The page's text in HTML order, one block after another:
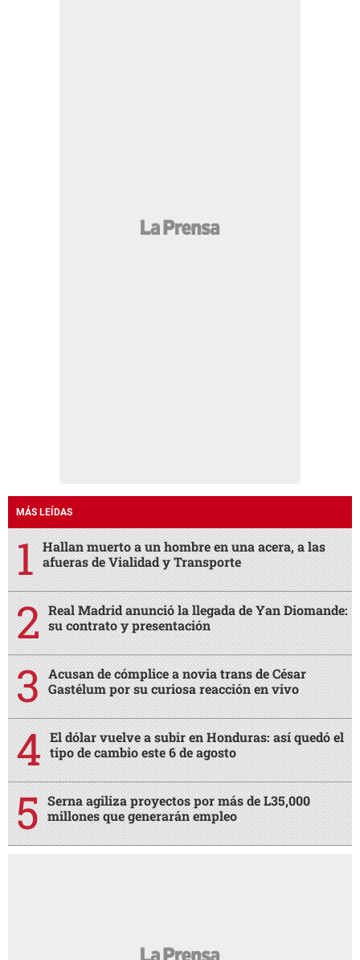
MÁS LEÍDAS
Hallan muerto a un hombre en una acera, a las
afueras de Vialidad y Transporte
Real Madrid anunció la llegada de Yan Diomande:
su contrato y presentación
Acusan de cómplice a novia trans de César
Gastélum por su curiosa reacción en vivo
El dólar vuelve a subir en Honduras: así quedó el
tipo de cambio este 6 de agosto
Serna agiliza proyectos por más de L35,000
millones que generarán empleo